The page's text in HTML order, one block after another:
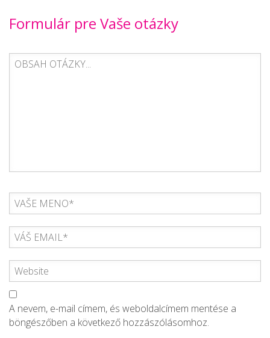
Formulár pre Vaše otázky
A nevem, e-mail címem, és weboldalcímem mentése a
böngészőben a következő hozzászólásomhoz.